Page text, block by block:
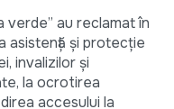
verde” au reclamat în
asistenţă şi protecţie
invalizilor şi
la ocrotirea
accesului la